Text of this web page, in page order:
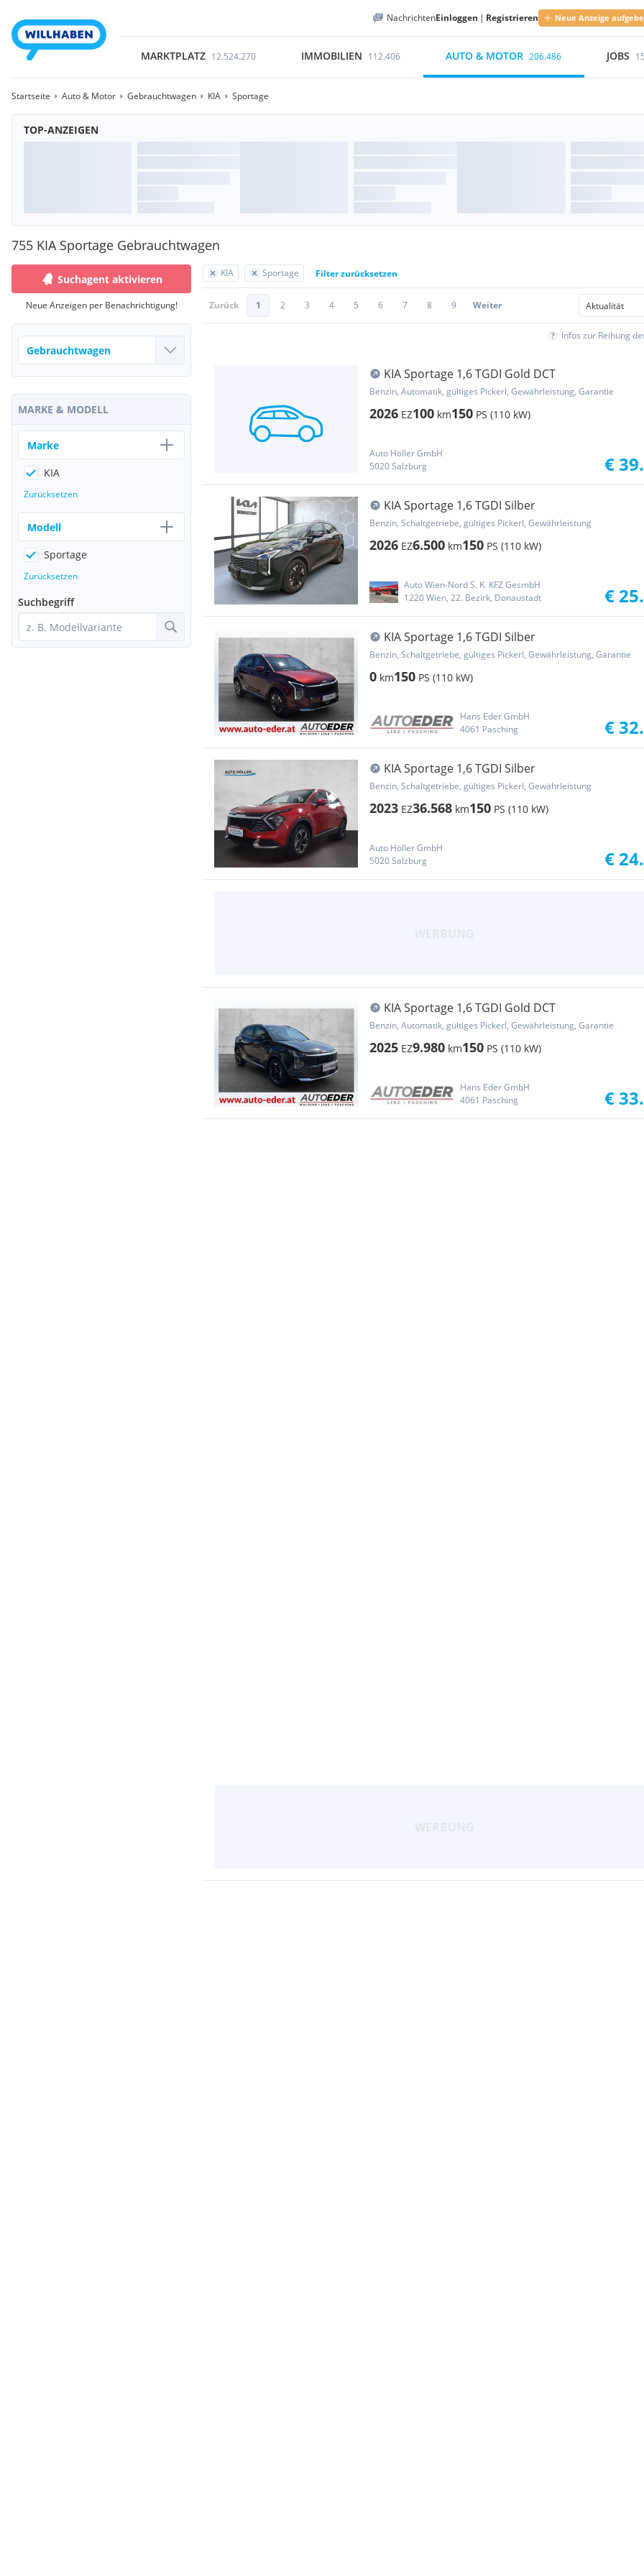
NachrichtenEinloggen | Registrieren Neue Anzeige
MARKTPLATZ 12.524.270 IMMOBILIEN 112.406 AUTO & MOTOR 206.486 JOBS
Startseite Auto & Motor Gebrauchtwagen KIA Sportage
TOP-ANZEIGEN
755 KIA Sportage Gebrauchtwagen
KIA Sportage Filter zurücksetzen
Zurück 1 2 3 4 5 6 7 8 9 Weiter
Infos zur Reihung
KIA Sportage 1,6 TGDI Gold DCT
Benzin, Automatik, gültiges Pickerl, Gewährleistung, Garantie
2026 EZ100 km150 PS (110 kW)
Auto Höller GmbH
5020 Salzburg
€
KIA Sportage 1,6 TGDI Silber
Benzin, Schaltgetriebe, gültiges Pickerl, Gewährleistung
2026 EZ6.500 km150 PS (110 kW)
Auto Wien-Nord S. K. KFZ GesmbH
1220 Wien, 22. Bezirk, Donaustadt
€
KIA Sportage 1,6 TGDI Silber
Benzin, Schaltgetriebe, gültiges Pickerl, Gewährleistung, Garantie
0 km150 PS (110 kW)
Hans Eder GmbH
4061 Pasching
€
KIA Sportage 1,6 TGDI Silber
Benzin, Schaltgetriebe, gültiges Pickerl, Gewährleistung
2023 EZ36.568 km150 PS (110 kW)
Auto Höller GmbH
5020 Salzburg
€
KIA Sportage 1,6 TGDI Gold DCT
Benzin, Automatik, gültiges Pickerl, Gewährleistung, Garantie
2025 EZ9.980 km150 PS (110 kW)
Hans Eder GmbH
4061 Pasching
€
Suchagent aktivieren
Neue Anzeigen per Benachrichtigung!
MARKE & MODELL
Marke
KIA
Zurücksetzen
Modell
Sportage
Zurücksetzen
Suchbegriff